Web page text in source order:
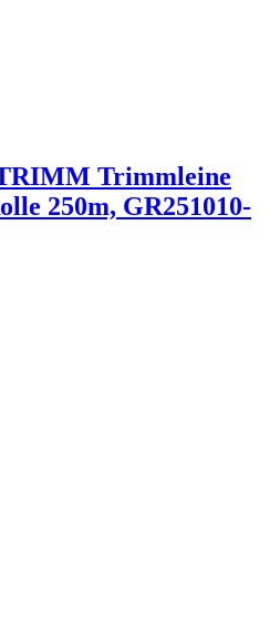
Trimmleine
250m, GR251010-